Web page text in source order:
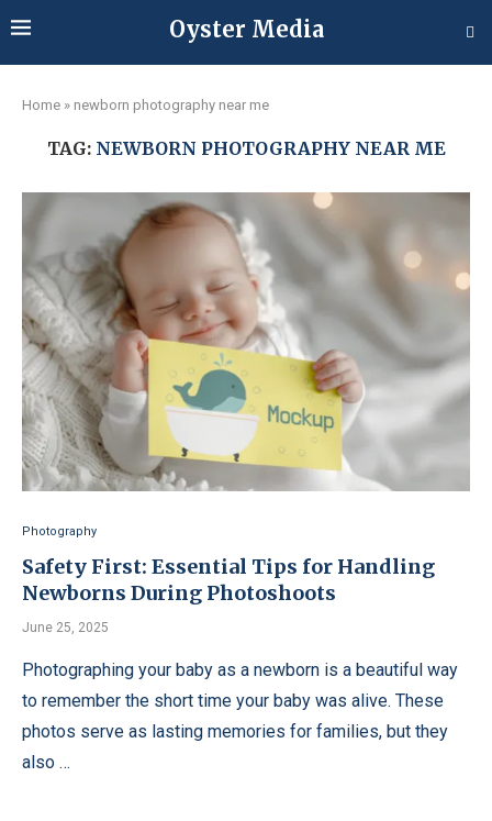
Oyster Media
Home » newborn photography near me
TAG: NEWBORN PHOTOGRAPHY NEAR ME
Photography
Safety First: Essential Tips for Handling
Newborns During Photoshoots
June 25, 2025
Photographing your baby as a newborn is a beautiful way
to remember the short time your baby was alive. These
photos serve as lasting memories for families, but they
also …